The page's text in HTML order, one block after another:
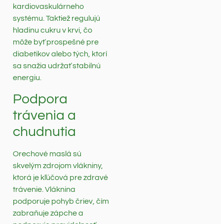
kardiovaskulárneho
systému. Taktiež regulujú
hladinu cukru v krvi, čo
môže byť prospešné pre
diabetikov alebo tých, ktorí
sa snažia udržať stabilnú
energiu.
Podpora
trávenia a
chudnutia
Orechové maslá sú
skvelým zdrojom vlákniny,
ktorá je kľúčová pre zdravé
trávenie. Vláknina
podporuje pohyb čriev, čím
zabraňuje zápche a